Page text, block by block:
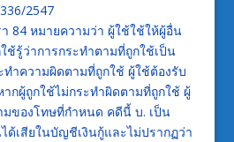
2547
84 หมายความว่า ผู้ใช้ใช้ให้ผู้อื่น
ช้รู้ว่าการกระทำตามที่ถูกใช้เป็น
ำความผิดตามที่ถูกใช้ ผู้ใช้ต้องรับ
กผู้ถูกใช้ไม่กระทำผิดตามที่ถูกใช้ ผู้
ของโทษที่กำหนด คดีนี้ บ. เป็น
ด้เสียในบัญชีเงินกู้และไม่ปรากฏว่า